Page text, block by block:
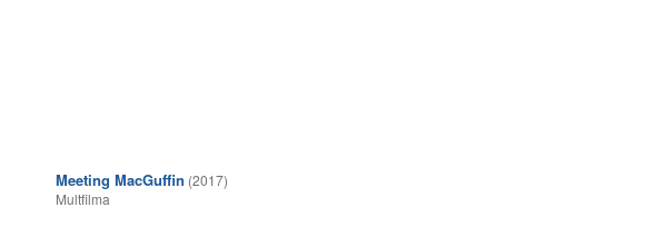
Meeting MacGuffin (2017)
Multfilma